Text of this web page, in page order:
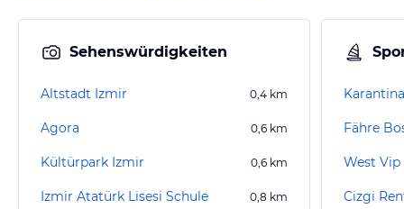
Sehenswürdigkeiten
Altstadt Izmir 0,4 km
Agora 0,6 km
Kültürpark Izmir 0,6 km
Izmir Atatürk Lisesi Schule 0,8 km
Fähre
West Vip
Cizgi